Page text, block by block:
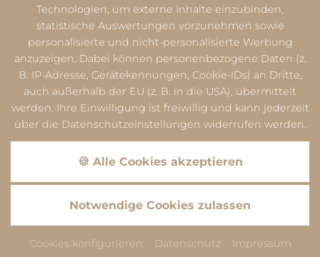
Technologien, um externe Inhalte einzubinden,
statistische Auswertungen vorzunehmen sowie
personalisierte und nicht-personalisierte Werbung
anzuzeigen. Dabei können personenbezogene Daten (z.
B. IP-Adresse, Gerätekennungen, Cookie-IDs) an Dritte,
auch außerhalb der EU (z. B. in die USA), übermittelt
werden. Ihre Einwilligung ist freiwillig und kann jederzeit
über die Datenschutzeinstellungen widerrufen werden.
🍪 Alle Cookies akzeptieren
Notwendige Cookies zulassen
Cookies konfigurieren Datenschutz Impressum
Datenschutz
"Google" akzeptieren.
AkzeptierenEinstellungen
Datenschutz
"ADDITIVE GmbH" akzeptieren.
Einstellungen